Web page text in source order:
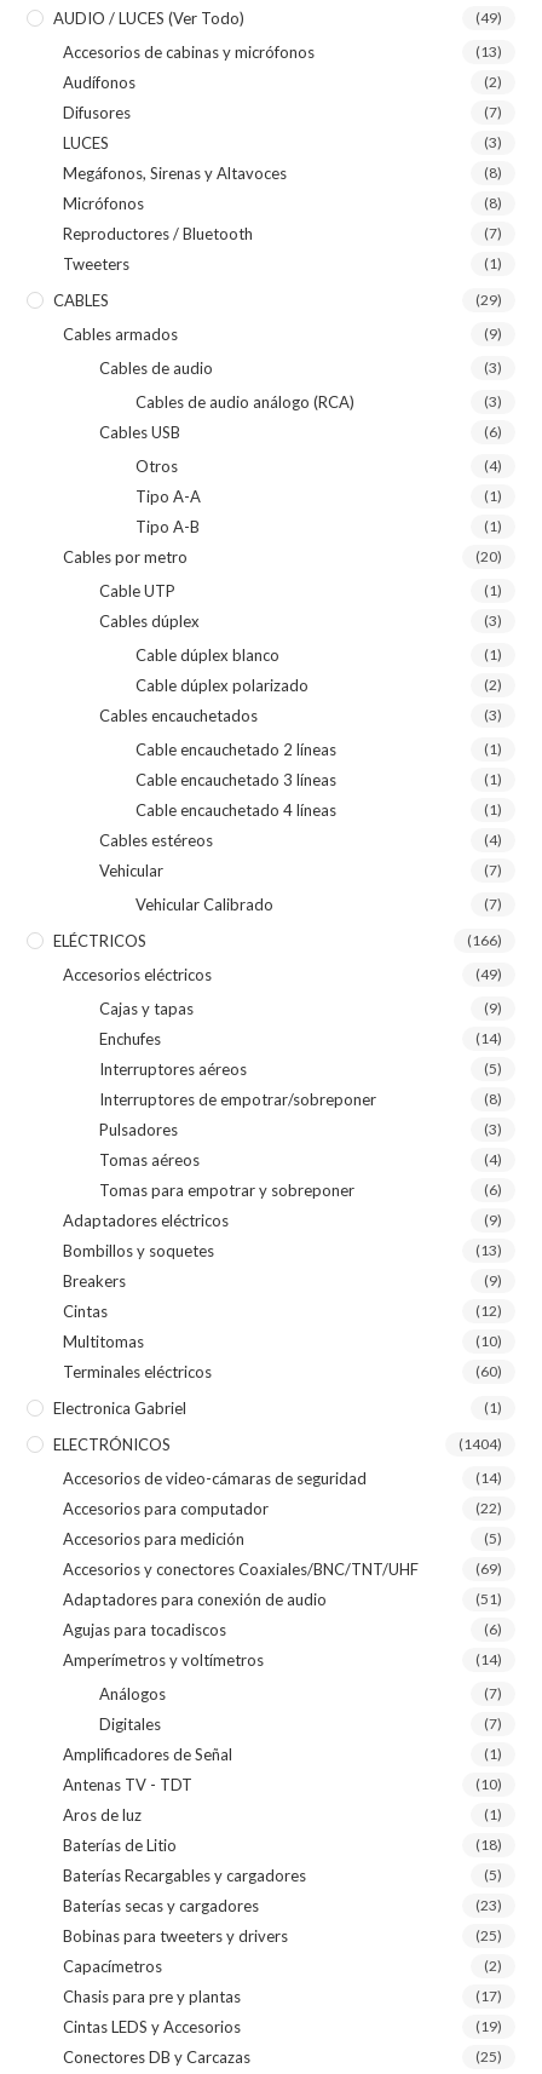
AUDIO / LUCES (ver Todo) (49)
Accesorios de cabinas y micrófonos (13)
Audífonos (2)
Difusores (7)
LUCES (3)
Megáfonos, Sirenas y Altavoces (8)
Micrófonos (8)
Reproductores / Bluetooth (7)
Tweeters (1)
CABLES (29)
Cables armados (9)
Cables de audio (3)
Cables de audio análogo (RCA) (3)
Cables USB (6)
Otros (4)
Tipo A-A (1)
Tipo A-B (1)
Cables por metro (20)
Cable UTP (1)
Cables dúplex (3)
Cable dúplex blanco (1)
Cable dúplex polarizado (2)
Cables encauchetados (3)
Cable encauchetado 2 líneas (1)
Cable encauchetado 3 líneas (1)
Cable encauchetado 4 líneas (1)
Cables estéreos (4)
Vehicular (7)
Vehicular Calibrado (7)
ELÉCTRICOS (166)
Accesorios eléctricos (49)
Cajas y tapas (9)
Enchufes (14)
Interruptores aéreos (5)
Interruptores de empotrar/sobreponer (8)
Pulsadores (3)
Tomas aéreos (4)
Tomas para empotrar y sobreponer (6)
Adaptadores eléctricos (9)
Bombillos y soquetes (13)
Breakers (9)
Cintas (12)
Multitomas (10)
Terminales eléctricos (60)
Electronica Gabriel (1)
ELECTRÓNICOS (1404)
Accesorios de video-cámaras de seguridad (14)
Accesorios para computador (22)
Accesorios para medición (5)
Accesorios y conectores Coaxiales/BNC/TNT/UHF (69)
Adaptadores para conexión de audio (51)
Agujas para tocadiscos (6)
Amperímetros y voltímetros (14)
Análogos (7)
Digitales (7)
Amplificadores de Señal (1)
Antenas TV - TDT (10)
Aros de luz (1)
Baterías de Litio (18)
Baterías Recargables y cargadores (5)
Baterías secas y cargadores (23)
Bobinas para tweeters y drivers (25)
Capacímetros (2)
Chasis para pre y plantas (17)
Cintas LEDS y Accesorios (19)
Conectores DB y Carcazas (25)